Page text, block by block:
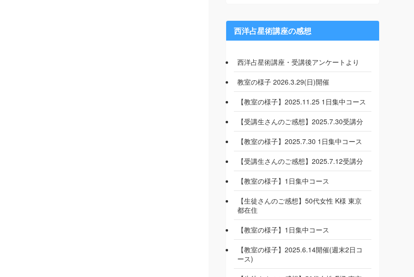
西洋占星術講座の感想
西洋占星術講座・受講後アンケートより
教室の様子 2026.3.29(日)開催
【教室の様子】2025.11.25 1日集中コース
【受講生さんのご感想】2025.7.30受講分
【教室の様子】2025.7.30 1日集中コース
【受講生さんのご感想】2025.7.12受講分
【教室の様子】1日集中コース
【生徒さんのご感想】50代女性 K様 東京
都在住
【教室の様子】1日集中コース
【教室の様子】2025.6.14開催(週末2日コ
ース)